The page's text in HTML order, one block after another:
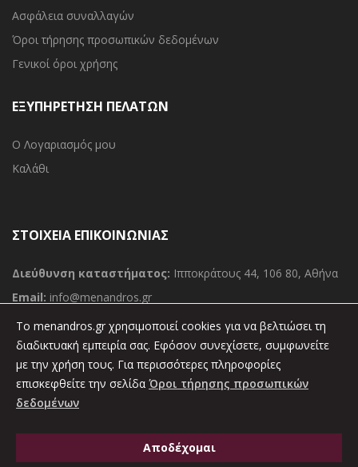
Ασφάλεια συναλλαγών
Όροι τήρησης προσωπικών δεδομένων
Γενικοί όροι χρήσης
ΕΞΥΠΗΡΕΤΗΣΗ ΠΕΛΑΤΩΝ
Ο Λογαριασμός μου
Καλάθι
ΣΤΟΙΧΕΙΑ ΕΠΙΚΟΙΝΩΝΙΑΣ
Διεύθυνση καταστήματος: Ιπποκράτους 44, 106 80, Αθήνα
Email: info@menandros.gr
Τηλ:(030) 210 36 11 000
Φαξ:(030) 210 36 34 389
Copyright 2021 © Εκδόσεις Μένανδρος. Powered byVrisko.gr
To menandros.gr χρησιμοποιεί cookies για να βελτιώσει τη
διαδικτυακή εμπειρία σας. Εφόσον συνεχίσετε, συμφωνείτε
με την χρήση τους. Για περισσότερες πληροφορίες
επισκεφθείτε την σελίδα Όροι τήρησης προσωπικών
δεδομένων
Αποδέχομαι